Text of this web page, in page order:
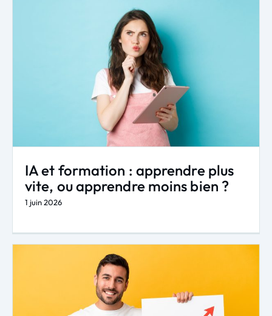
IA et formation : apprendre plus
vite, ou apprendre moins bien ?
1 juin 2026